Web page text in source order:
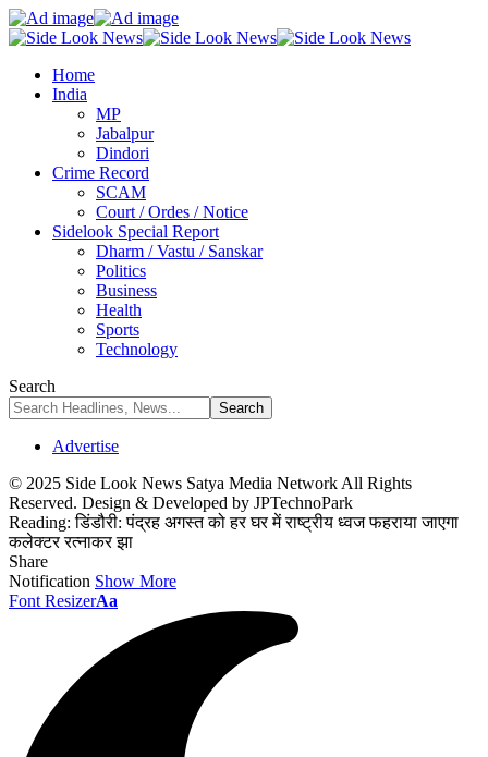
Home
India
MP
Jabalpur
Dindori
Crime Record
SCAM
Court / Ordes / Notice
Sidelook Special Report
Dharm / Vastu / Sanskar
Politics
Business
Health
Sports
Technology
Search
Advertise
© 2025 Side Look News Satya Media Network All Rights
Reserved. Design & Developed by JPTechnoPark
Reading: डिंडौरी: पंद्रह अगस्त को हर घर में राष्ट्रीय ध्वज फहराया जाएगा
कलेक्टर रत्नाकर झा
Share
Notification Show More
Font ResizerAa